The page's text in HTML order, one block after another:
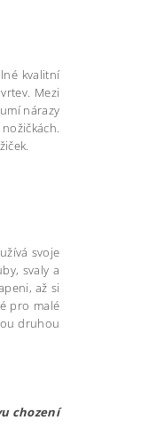
kvalitní
Mezi
nárazy
svoje
svaly a
až si
pro malé
druhou
chození